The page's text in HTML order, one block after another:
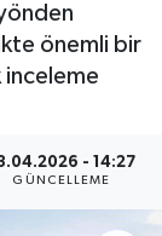
önemli bir
inceleme
- 14:27
GÜNCELLEME